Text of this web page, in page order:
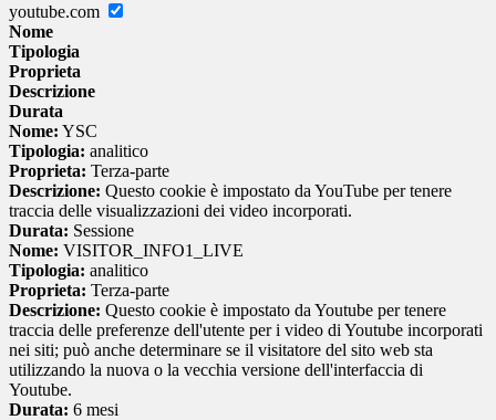
youtube.com
Nome
Tipologia
Proprieta
Descrizione
Durata
Nome: YSC
Tipologia: analitico
Proprieta: Terza-parte
Descrizione: Questo cookie è impostato da YouTube per tenere
traccia delle visualizzazioni dei video incorporati.
Durata: Sessione
Nome: VISITOR_INFO1_LIVE
Tipologia: analitico
Proprieta: Terza-parte
Descrizione: Questo cookie è impostato da Youtube per tenere
traccia delle preferenze dell'utente per i video di Youtube incorporati
nei siti; può anche determinare se il visitatore del sito web sta
utilizzando la nuova o la vecchia versione dell'interfaccia di
Youtube.
Durata: 6 mesi